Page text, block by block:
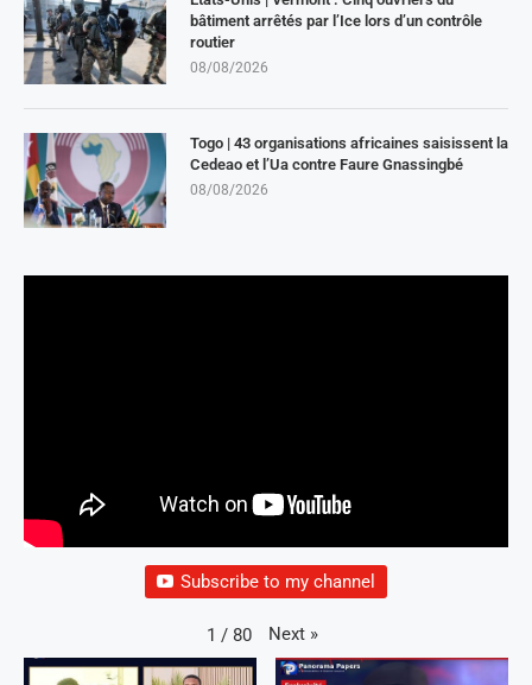
bâtiment arrêtés par l’Ice lors d’un contrôle
routier
08/08/2026
Togo | 43 organisations africaines saisissent la
Cedeao et l’Ua contre Faure Gnassingbé
08/08/2026
Subscribe to my channel
1 / 80 Next »